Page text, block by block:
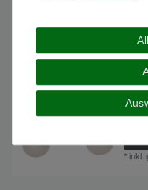
Perle
* inkl.